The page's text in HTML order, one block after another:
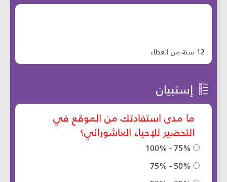
12 سنة من العطاء
إستبيان